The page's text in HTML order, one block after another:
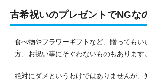
古希祝いのプレゼントでNGな
食べ物やフラワーギフトなど、贈ってもい
方、お祝い事にそぐわないものもあります。
絶対にダメというわけではありませんが、